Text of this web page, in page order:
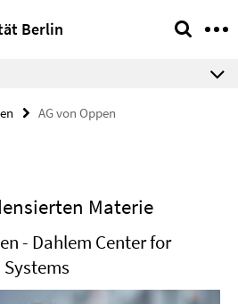
Berlin
AG von Oppen
Materie
- Dahlem Center for